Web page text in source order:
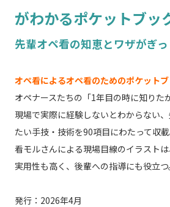
がわかるポケットブッ
先輩オペ看の知恵とワザがぎっ
オペ看によるオペ看のためのポケット
オペナースたちの「1年目の時に知りた
現場で実際に経験しないとわからない
たい手技・技術を90項目にわたって収
看モルさんによる現場目線のイラスト
実用性も高く、後輩への指導にも役立つ
発行：2026年4月